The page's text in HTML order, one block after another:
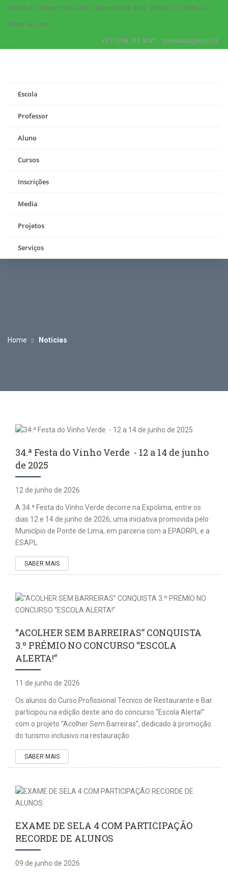
Quinta do Cruzeiro | Rua de S. Mamede de Arca, 768-ap 51 | 4990-202
Ponte de Lima
+351 258 741 404* secretaria@eppl.pt
Escola
Professor
Aluno
Cursos
Inscrições
Media
Projetos
Serviços
Home Notícias
34.ª Festa do Vinho Verde - 12 a 14 de junho
de 2025
12 de junho de 2026
A 34.ª Festa do Vinho Verde decorre na Expolima, entre os
dias 12 e 14 de junho de 2026, uma iniciativa promovida pelo
Município de Ponte de Lima, em parceria com a EPADRPL e a
ESAPL.
SABER MAIS
“ACOLHER SEM BARREIRAS” CONQUISTA
3.º PRÉMIO NO CONCURSO “ESCOLA
ALERTA!”
11 de junho de 2026
Os alunos do Curso Profissional Técnico de Restaurante e Bar
participou na edição deste ano do concurso “Escola Alerta!”
com o projeto “Acolher Sem Barreiras”, dedicado à promoção
do turismo inclusivo na restauração.
SABER MAIS
EXAME DE SELA 4 COM PARTICIPAÇÃO
RECORDE DE ALUNOS
09 de junho de 2026